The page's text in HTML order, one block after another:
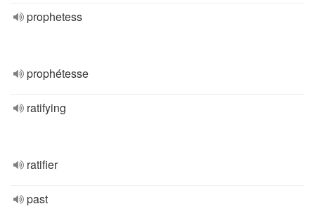
prophetess
prophétesse
ratifying
ratifier
past